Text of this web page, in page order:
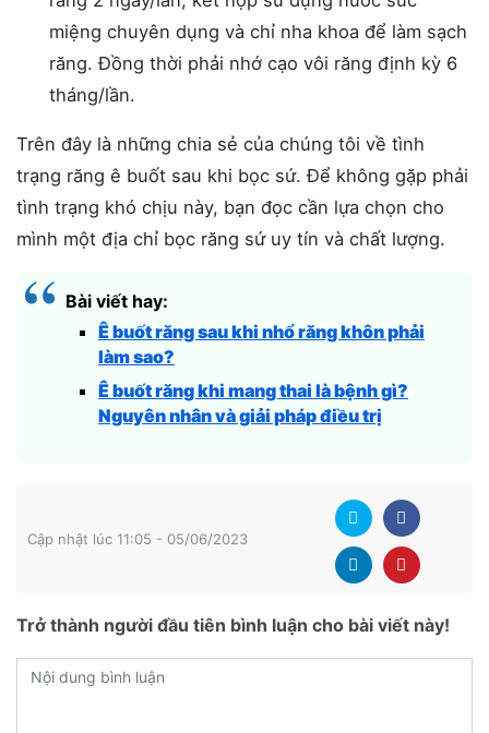
miệng chuyên dụng và chỉ nha khoa để làm sạch
răng. Đồng thời phải nhớ cạo vôi răng định kỳ 6
tháng/lần.
Trên đây là những chia sẻ của chúng tôi về tình
trạng răng ê buốt sau khi bọc sứ. Để không gặp phải
tình trạng khó chịu này, bạn đọc cần lựa chọn cho
mình một địa chỉ bọc răng sứ uy tín và chất lượng.
Bài viết hay:
Ê buốt răng sau khi nhổ răng khôn phải
làm sao?
Ê buốt răng khi mang thai là bệnh gì?
Nguyên nhân và giải pháp điều trị
Cập nhật lúc 11:05 - 05/06/2023
Trở thành người đầu tiên bình luận cho bài viết này!